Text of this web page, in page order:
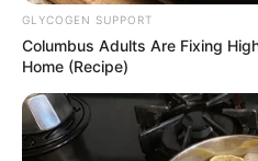
GLYCOGEN SUPPORT
Columbus Adults Are Fixing
Home (Recipe)